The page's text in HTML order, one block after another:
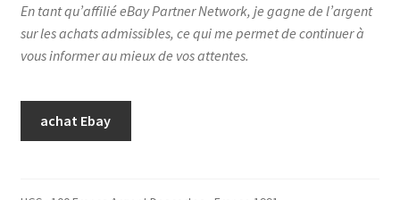
En tant qu’affilié eBay Partner Network, je gagne de l’argent
sur les achats admissibles, ce qui me permet de continuer à
vous informer au mieux de vos attentes.
achat Ebay